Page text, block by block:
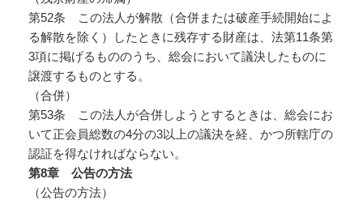
第52条 この法人が解散（合併または破産手続開始によ
る解散を除く）したときに残存する財産は、法第11条第
3項に掲げるもののうち、総会において議決したものに
譲渡するものとする。
（合併）
第53条 この法人が合併しようとするときは、総会にお
いて正会員総数の4分の3以上の議決を経、かつ所轄庁の
認証を得なければならない。
第8章 公告の方法
（公告の方法）